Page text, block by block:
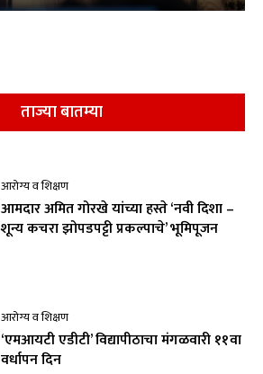
ताज्या बातम्या
आरोग्य व शिक्षण
आमदार अमित गोरखे यांच्या हस्ते ‘नवी दिशा –
शून्य कचरा झोपडपट्टी प्रकल्पाचे’ भूमिपूजन
आरोग्य व शिक्षण
‘एमआयटी एडीटी’ विद्यापीठाचा मंगळवारी ११वा
वर्धापन दिन